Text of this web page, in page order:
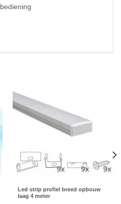
Led strip profiel breed opbouw
laag 4 meter